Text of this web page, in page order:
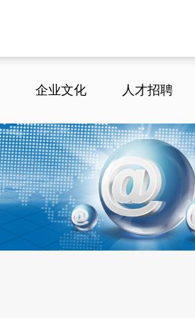
企业文化 人才招聘